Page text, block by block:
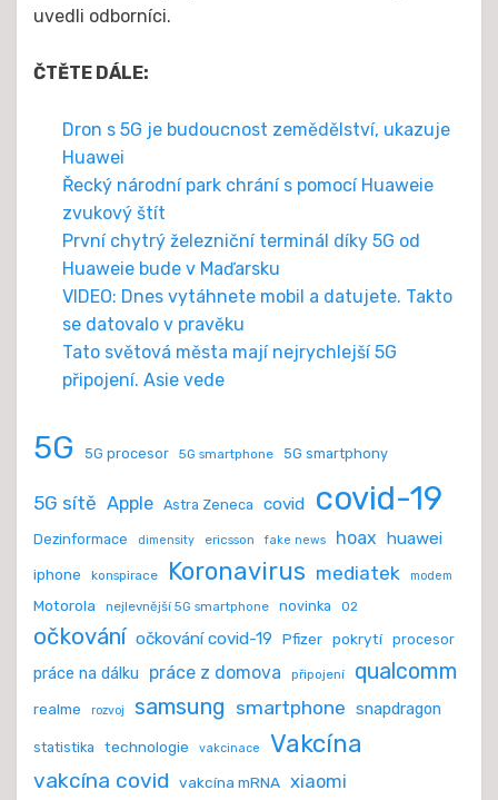
uvedli odborníci.
ČTĚTE DÁLE:
Dron s 5G je budoucnost zemědělství, ukazuje
Huawei
Řecký národní park chrání s pomocí Huaweie
zvukový štít
První chytrý železniční terminál díky 5G od
Huaweie bude v Maďarsku
VIDEO: Dnes vytáhnete mobil a datujete. Takto
se datovalo v pravěku
Tato světová města mají nejrychlejší 5G
připojení. Asie vede
5G 5G procesor 5G smartphone 5G smartphony
5G sítě Apple Astra Zeneca covid covid-19
Dezinformace dimensity ericsson fake news hoax huawei
iphone konspirace Koronavirus mediatek modem
Motorola nejlevnější 5G smartphone novinka O2
očkování očkování covid-19 Pfizer pokrytí procesor
práce na dálku práce z domova připojení qualcomm
realme rozvoj samsung smartphone snapdragon
statistika technologie vakcinace Vakcína
vakcína covid vakcína mRNA xiaomi